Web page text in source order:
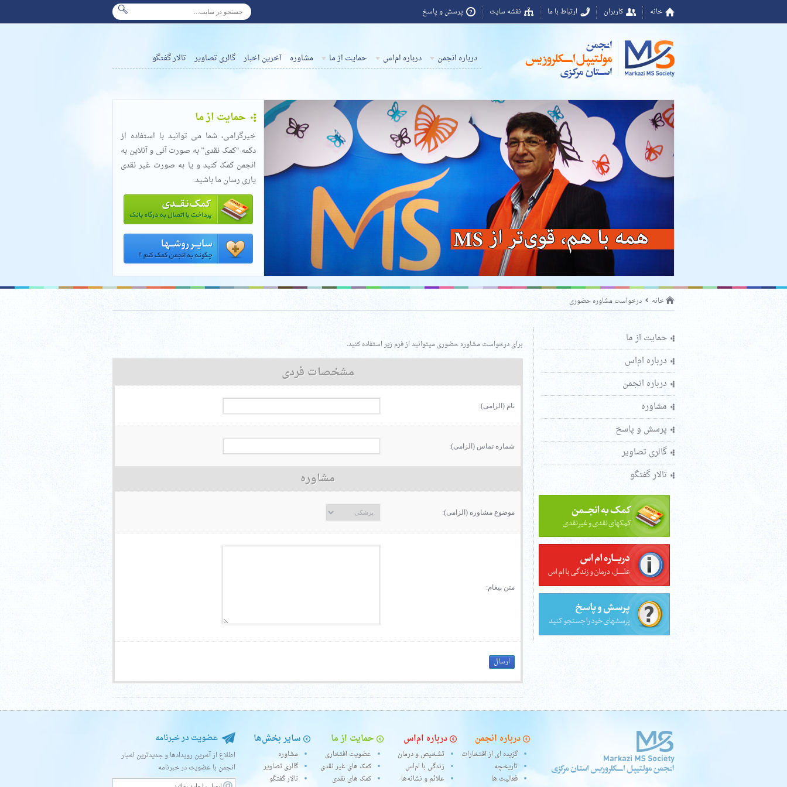
خانه کاربران ارتباط با ما نقشه سایت پرسش و پاسخ
درباره انجمن درباره ام‌اس حمایت از ما مشاوره آخرین اخبار گالری تصاویر تالار گفتگو
حمایت از ما
خیرگرامی، شما می توانید با استفاده از
دکمه “کمک نقدی” به صورت آنی و آنلاین به
انجمن کمک کنید و یا به صورت غیر نقدی
یاری رسان ما باشید.
خانه درخواست مشاوره حضوری
حمایت از ما
درباره ام‌اس
درباره انجمن
مشاوره
پرسش و پاسخ
گالری تصاویر
تالار گفتگو
برای درخواست مشاوره حضوری میتوانید از فرم زیر استفاده کنید.
مشخصات فردی
نام (الزامی):
شماره تماس (الزامی):
مشاوره
موضوع مشاوره (الزامی):
متن پیغام:
درباره انجمن
گزیده ای از افتخارات
تاریخچه
فعالیت ها
درباره ام‌اس
تشخیص و درمان
زندگی با ام‌اس
علائم و نشانه‌ها
حمایت از ما
عضویت افتخاری
کمک های غیر نقدی
کمک های نقدی
سایر بخش‌ها
مشاوره
گالری تصاویر
تالار گفتگو
عضویت در خبرنامه
اطلاع از آخرین رویدادها و جدیدترین اخبار
انجمن با عضویت در خبرنامه